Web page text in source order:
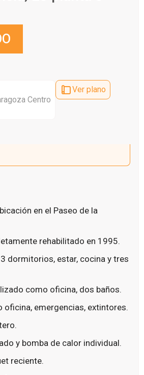
Centro
Ver plano
en el Paseo de la
rehabilitado en 1995.
dormitorios, estar, cocina y tres
como oficina, dos baños.
oficina, emergencias, extintores.
y bomba de calor individual.
reciente.